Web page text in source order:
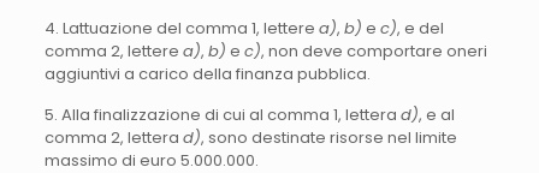
4. Lattuazione del comma 1, lettere a), b) e c), e del
comma 2, lettere a), b) e c), non deve comportare oneri
aggiuntivi a carico della finanza pubblica.
5. Alla finalizzazione di cui al comma 1, lettera d), e al
comma 2, lettera d), sono destinate risorse nel limite
massimo di euro 5.000.000.